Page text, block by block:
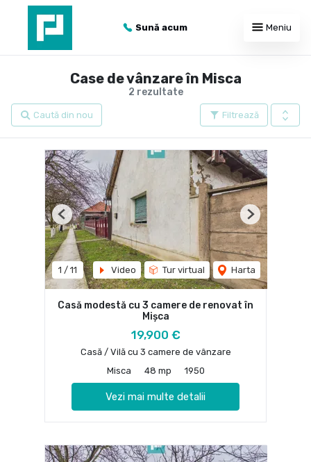
Sună acum Meniu
2 rezultate
Case de vânzare în Misca
Filtrează
Caută din nou
1 / 11 Video Tur virtual Harta
Previous Next
Casă modestă cu 3 camere de renovat în
Mișca
19,900 €
Casă / Vilă cu 3 camere de vânzare
Misca
48 mp 1950
Vezi mai multe detalii